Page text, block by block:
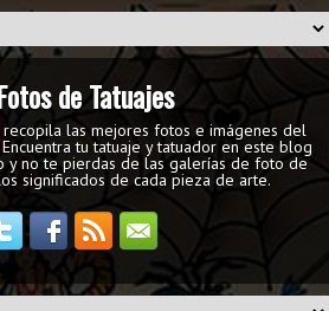
de Tatuajes
recopila las mejores fotos e imágenes del
tu tatuaje y tatuador en este blog
y no te pierdas de las galerías de foto de
significados de cada pieza de arte.